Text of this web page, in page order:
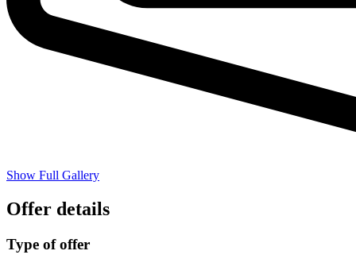
Show Full Gallery
Offer details
Type of offer